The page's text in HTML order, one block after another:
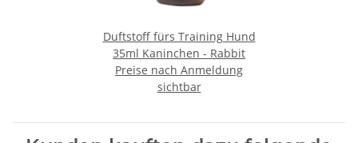
Duftstoff fürs Training Hund
35ml Kaninchen - Rabbit
Preise nach Anmeldung
sichtbar